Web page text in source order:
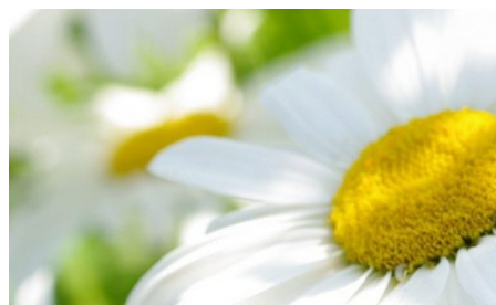
Перейти
содержимому